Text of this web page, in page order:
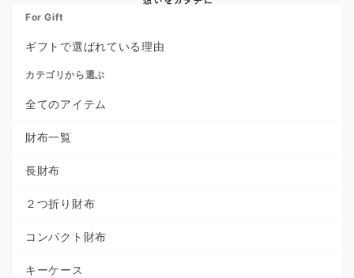
For Gift
ギフトで選ばれている理由
カテゴリから選ぶ
全てのアイテム
財布一覧
長財布
２つ折り財布
コンパクト財布
キーケース